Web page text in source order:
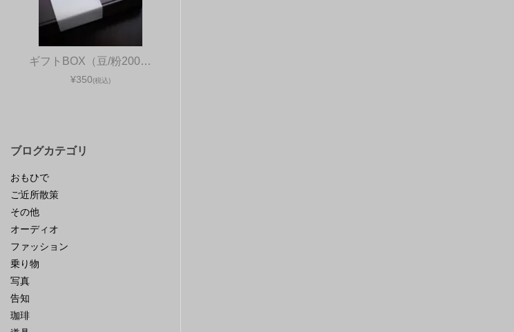
ギフトBOX（豆/粉200…
¥350(税込)
ブログカテゴリ
おもひで
ご近所散策
その他
オーディオ
ファッション
乗り物
写真
告知
珈琲